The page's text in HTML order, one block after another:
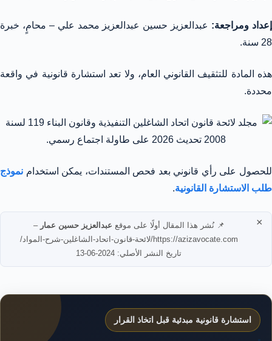
إعداد ومراجعة: عبدالعزيز حسين عبدالعزيز محمد علي – محامٍ، خبرة
28 سنة.
هذه المادة للتثقيف القانوني العام، ولا تعد استشارة قانونية في واقعة
محددة.
للحصول على رأي قانوني بعد فحص المستندات، يمكن استخدام نموذج
طلب الاستشارة القانونية.
📌 نُشر هذا المقال أولًا على موقع عبدالعزيز حسين عمار –
https://azizavocate.com/لائحة-قانون-اتحاد-الشاغلين-شرح-المواد/
تاريخ النشر الأصلي: 2024-06-13
×
استشارة قانونية مبدئية قبل اتخاذ القرار